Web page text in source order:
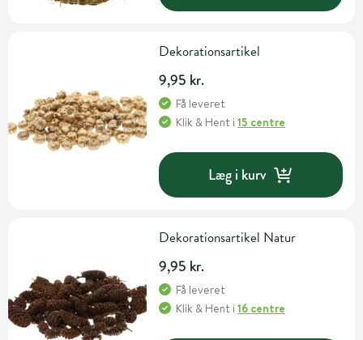
Dekorationsartikel
9,95 kr.
Få leveret
Klik & Hent i15 centre
Læg i kurv
Dekorationsartikel Natur
9,95 kr.
Få leveret
Klik & Hent i16 centre